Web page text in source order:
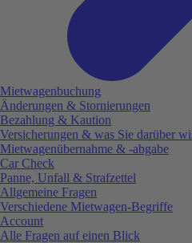
Mietwagenbuchung
Änderungen & Stornierungen
Bezahlung & Kaution
Versicherungen & was Sie darüber
Mietwagenübernahme & -abgabe
Car Check
Panne, Unfall & Strafzettel
Allgemeine Fragen
Verschiedene Mietwagen-Begriffe
Account
Alle Fragen auf einen Blick